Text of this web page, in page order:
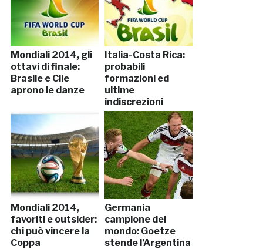
Mondiali 2014, gli
ottavi di finale:
Brasile e Cile
aprono le danze
Italia-Costa Rica:
probabili
formazioni ed
ultime
indiscrezioni
Mondiali 2014,
favoriti e outsider:
chi può vincere la
Coppa
Germania
campione del
mondo: Goetze
stende l’Argentina